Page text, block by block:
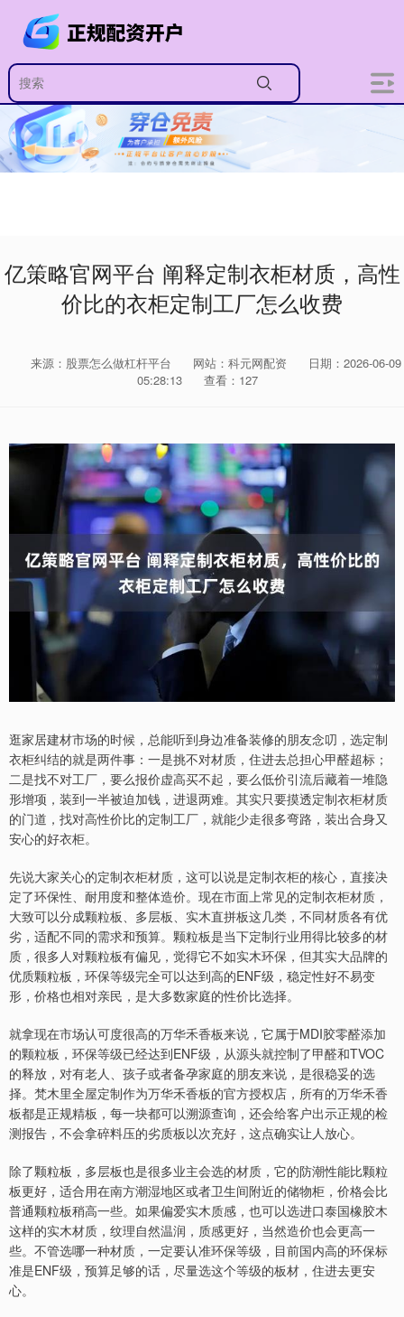
亿策略官网平台 阐释定制衣柜材质，高性
价比的衣柜定制工厂怎么收费
来源：股票怎么做杠杆平台 网站：科元网配资
日期：2026-06-09
05:28:13
查看：127
逛家居建材市场的时候，总能听到身边准备装修的朋友念叨，选定制
衣柜纠结的就是两件事：一是挑不对材质，住进去总担心甲醛超标；
二是找不对工厂，要么报价虚高买不起，要么低价引流后藏着一堆隐
形增项，装到一半被迫加钱，进退两难。其实只要摸透定制衣柜材质
的门道，找对高性价比的定制工厂，就能少走很多弯路，装出合身又
安心的好衣柜。
先说大家关心的定制衣柜材质，这可以说是定制衣柜的核心，直接决
定了环保性、耐用度和整体造价。现在市面上常见的定制衣柜材质，
大致可以分成颗粒板、多层板、实木直拼板这几类，不同材质各有优
劣，适配不同的需求和预算。颗粒板是当下定制行业用得比较多的材
质，很多人对颗粒板有偏见，觉得它不如实木环保，但其实大品牌的
优质颗粒板，环保等级完全可以达到高的ENF级，稳定性好不易变
形，价格也相对亲民，是大多数家庭的性价比选择。
就拿现在市场认可度很高的万华禾香板来说，它属于MDI胶零醛添加
的颗粒板，环保等级已经达到ENF级，从源头就控制了甲醛和TVOC
的释放，对有老人、孩子或者备孕家庭的朋友来说，是很稳妥的选
择。梵木里全屋定制作为万华禾香板的官方授权店，所有的万华禾香
板都是正规精板，每一块都可以溯源查询，还会给客户出示正规的检
测报告，不会拿碎料压的劣质板以次充好，这点确实让人放心。
除了颗粒板，多层板也是很多业主会选的材质，它的防潮性能比颗粒
板更好，适合用在南方潮湿地区或者卫生间附近的储物柜，价格会比
普通颗粒板稍高一些。如果偏爱实木质感，也可以选进口泰国橡胶木
这样的实木材质，纹理自然温润，质感更好，当然造价也会更高一
些。不管选哪一种材质，一定要认准环保等级，目前国内高的环保标
准是ENF级，预算足够的话，尽量选这个等级的板材，住进去更安
心。